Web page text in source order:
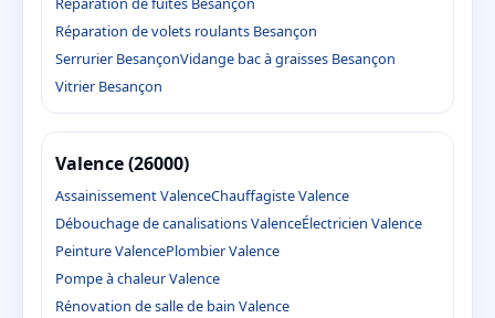
Réparation de volets roulants Besançon
Serrurier BesançonVidange bac à graisses Besançon
Vitrier Besançon
Valence (26000)
Assainissement ValenceChauffagiste Valence
Débouchage de canalisations ValenceÉlectricien Valence
Peinture ValencePlombier Valence
Pompe à chaleur Valence
Rénovation de salle de bain Valence